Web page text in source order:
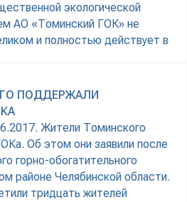
экологической
АО «Томинский ГОК» не
и полностью действует в
ПОДДЕРЖАЛИ
Жители Томинского
Об этом они заявили после
горно-обогатительного
районе Челябинской области.
тридцать жителей